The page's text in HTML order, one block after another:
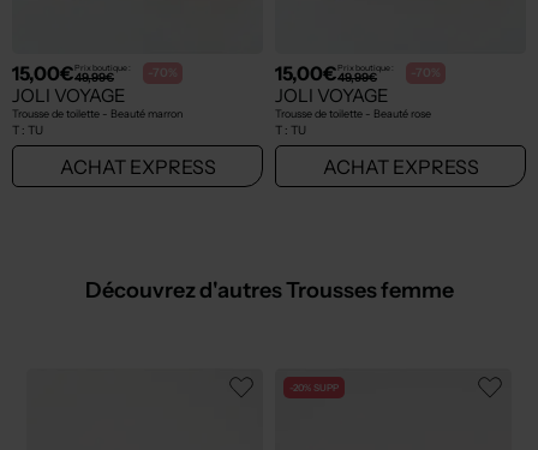
15,00€Prix boutique :
49,99€ -70%
JOLI VOYAGE
Trousse de toilette - Beauté marron
T : TU
ACHAT EXPRESS
15,00€Prix boutique :
49,99€ -70%
JOLI VOYAGE
Trousse de toilette - Beauté rose
T : TU
ACHAT EXPRESS
Découvrez d'autres Trousses femme
-20% SUPP